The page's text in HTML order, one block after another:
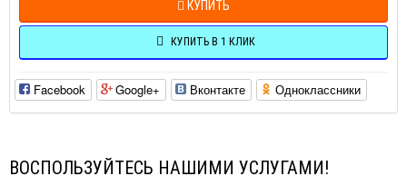
КУПИТЬ
КУПИТЬ В 1 КЛИК
Facebook Google+ Вконтакте Одноклассники
ВОСПОЛЬЗУЙТЕСЬ НАШИМИ УСЛУГАМИ!